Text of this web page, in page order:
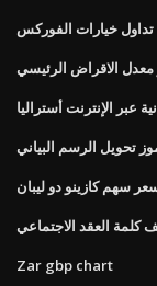
تداول خيارات الفوركس
معدل الاقراض الرئيسي
عبر الإنترنت أستراليا
تحويل الرسم البياني
سهم كازينو دو ليبان
كلمة العقد الاجتماعي
Zar gbp chart